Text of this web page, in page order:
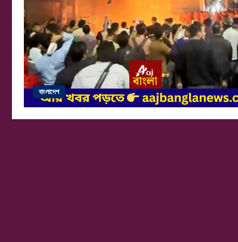
বাংলাদেশ